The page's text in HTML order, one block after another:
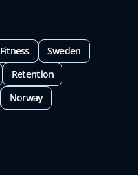
Fitness
Sweden
Retention
Norway